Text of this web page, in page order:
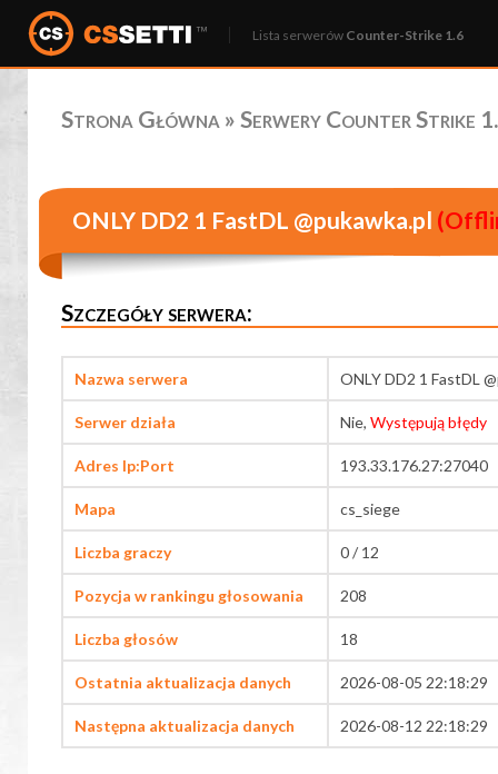
Lista serwerów Counter-Strike 1.6
Strona Główna » Serwery Counter Strike
ONLY DD2 1 FastDL @pukawka.pl
Szczegóły serwera:
Nazwa serwera ONLY DD2 1 FastDL
Serwer działa Nie, Występują błędy
Adres Ip:Port 193.33.176.27:27040
Mapa cs_siege
Liczba graczy 0 / 12
Pozycja w rankingu głosowania 208
Liczba głosów 18
Ostatnia aktualizacja danych 2026-08-05 22:18:29
Następna aktualizacja danych 2026-08-12 22:18:29